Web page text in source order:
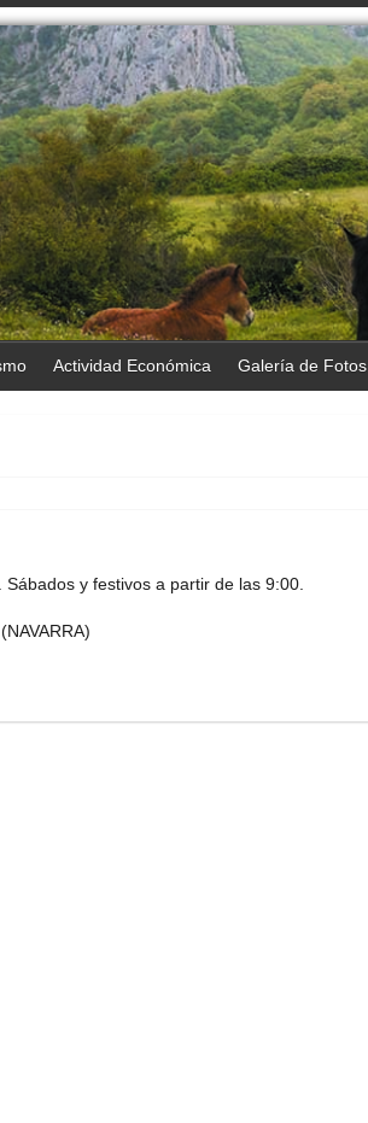
Actividad Económica Galería de Fotos
y festivos a partir de las 9:00.